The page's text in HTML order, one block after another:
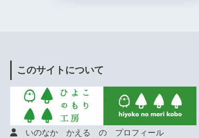
このサイトについて
いのなか かえる の プロフィール